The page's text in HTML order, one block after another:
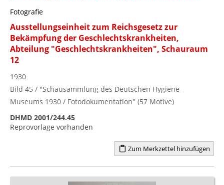
Fotografie
Ausstellungseinheit zum Reichsgesetz zur
Bekämpfung der Geschlechtskrankheiten,
Abteilung "Geschlechtskrankheiten", Schauraum
12
1930
Bild 45 / "Schausammlung des Deutschen Hygiene-
Museums 1930 / Fotodokumentation" (57 Motive)
DHMD 2001/244.45
Reprovorlage vorhanden
Zum Merkzettel hinzufügen